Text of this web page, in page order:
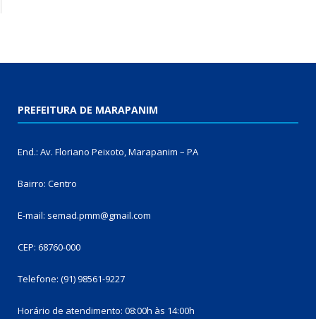
PREFEITURA DE MARAPANIM
End.: Av. Floriano Peixoto, Marapanim – PA
Bairro: Centro
E-mail: semad.pmm@gmail.com
CEP: 68760-000
Telefone: (91) 98561-9227
Horário de atendimento: 08:00h às 14:00h